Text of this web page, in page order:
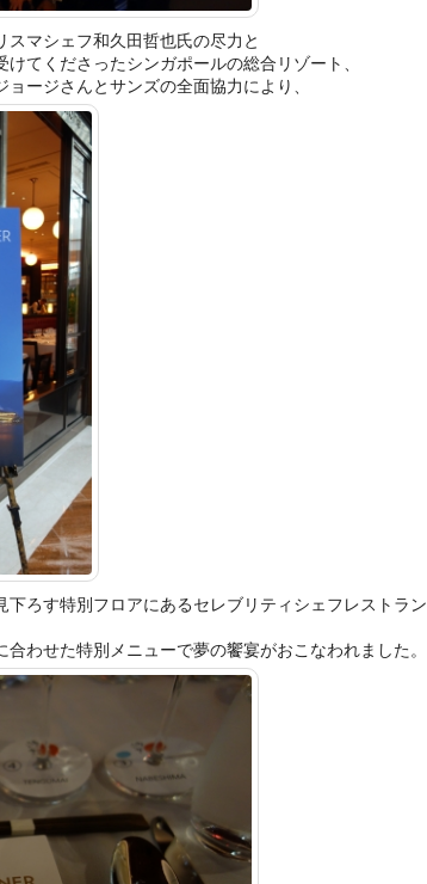
スマシェフ和久田哲也氏の尽力と
けてくださったシンガポールの総合リゾート、
ョージさんとサンズの全面協力により、
下ろす特別フロアにあるセレブリティシェ フレストラン
合わせた特別メニューで夢の饗宴がおこなわれました。